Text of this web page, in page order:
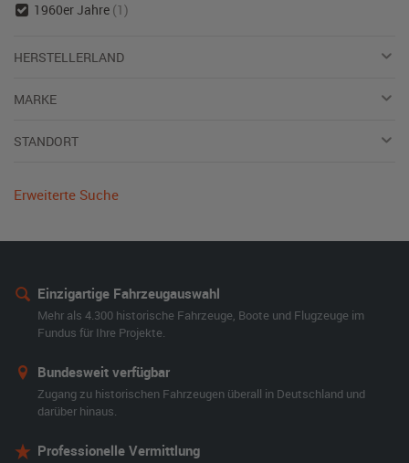
1960er Jahre (1)
HERSTELLERLAND
MARKE
STANDORT
Erweiterte Suche
Einzigartige Fahrzeugauswahl
Mehr als 4.300 historische Fahrzeuge, Boote und Flugzeuge im
Fundus für Ihre Projekte.
Bundesweit verfügbar
Zugang zu historischen Fahrzeugen überall in Deutschland und
darüber hinaus.
Professionelle Vermittlung